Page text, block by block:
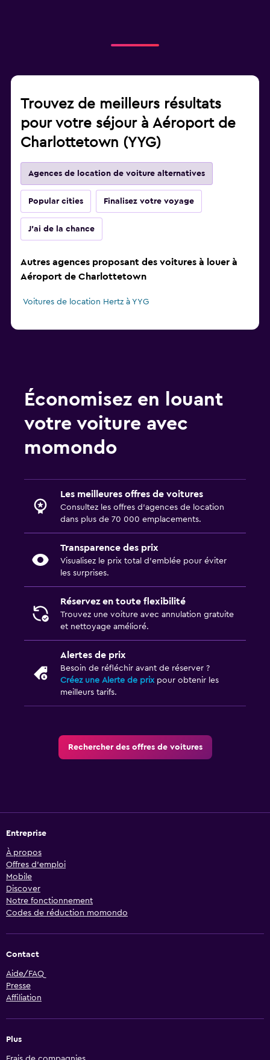
Trouvez de meilleurs résultats
pour votre séjour à Aéroport de
Charlottetown (YYG)
Agences de location de voiture alternatives
Popular cities Finalisez votre voyage
J'ai de la chance
Autres agences proposant des voitures à louer à
Aéroport de Charlottetown
Voitures de location Hertz à YYG
Économisez en louant
votre voiture avec
momondo
Les meilleures offres de voitures
Consultez les offres d’agences de location
dans plus de 70 000 emplacements.
Transparence des prix
Visualisez le prix total d’emblée pour éviter
les surprises.
Réservez en toute flexibilité
Trouvez une voiture avec annulation gratuite
et nettoyage amélioré.
Alertes de prix
Besoin de réfléchir avant de réserver ?
Créez une Alerte de prixpour obtenir les
meilleurs tarifs.
Rechercher des offres de voitures
Entreprise
À propos
Offres d’emploi
Mobile
Discover
Notre fonctionnement
Codes de réduction momondo
Contact
Aide/FAQ
Presse
Affiliation
Plus